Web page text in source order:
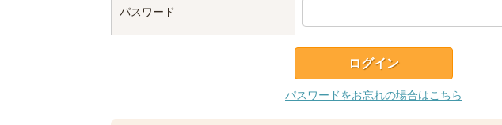
パスワード
パスワードをお忘れの場合はこちら